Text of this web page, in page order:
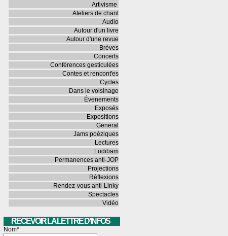
Artivisme
Ateliers de chant
Audio
Autour d'un livre
Autour d'une revue
Brèves
Concerts
Conférences gesticulées
Contes et rencont'es
Cycles
Dans le voisinage
Évenements
Exposés
Expositions
General
Jams poéziques
Lectures
Ludibam
Permanences anti-JOP
Projections
Réflexions
Rendez-vous anti-Linky
Spectacles
Vidéo
RECEVOIR LA LETTRE D’INFOS
Nom*